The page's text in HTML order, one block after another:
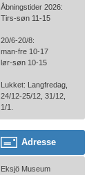
Åbningstider 2026:
Tirs-søn 11-15
20/6-20/8:
man-fre 10-17
lør-søn 10-15
Lukket: Langfredag,
24/12-25/12, 31/12,
1/1.
Adresse
Eksjö Museum